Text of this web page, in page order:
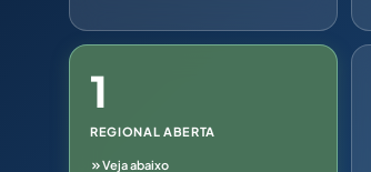
1
REGIONAL ABERTA
Veja abaixo